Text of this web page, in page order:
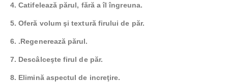
4. Catifelează părul, fără a îl îngreuna.
5. Oferă volum şi textură firului de păr.
6. .Regenerează părul.
7. Descâlceşte firul de păr.
8. Elimină aspectul de increţire.